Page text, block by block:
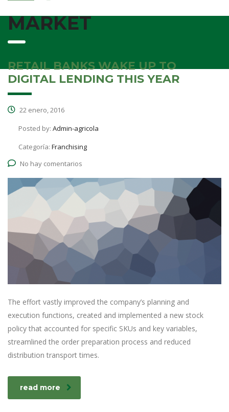
MARKET
RETAIL BANKS WAKE UP TO
DIGITAL LENDING THIS YEAR
22 enero, 2016
Posted by: Admin-agricola
Categoría: Franchising
No hay comentarios
The effort vastly improved the company’s planning and
execution functions, created and implemented a new stock
policy that accounted for specific SKUs and key variables,
streamlined the order preparation process and reduced
distribution transport times.
read more